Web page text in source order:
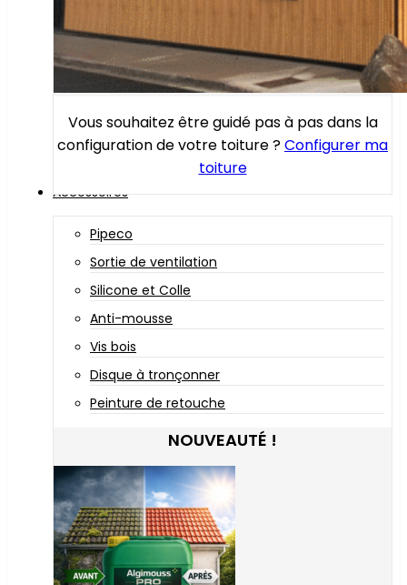
Vous souhaitez être guidé pas à pas dans la
configuration de votre toiture ?Configurer ma
toiture
Accessoires
Pipeco
Sortie de ventilation
Silicone et Colle
Anti-mousse
Vis bois
Disque à tronçonner
Peinture de retouche
NOUVEAUTÉ !